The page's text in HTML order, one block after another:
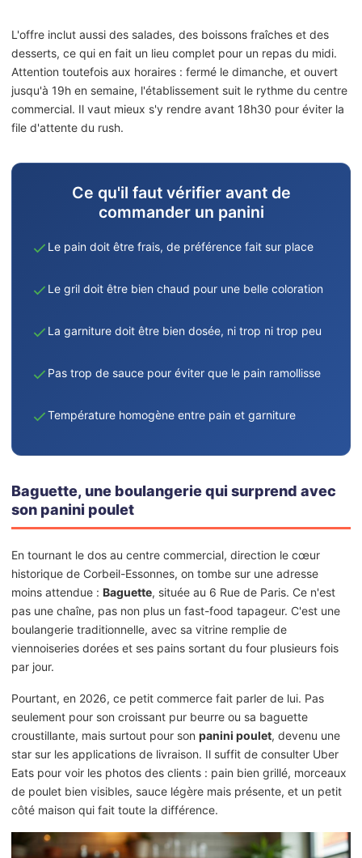
L'offre inclut aussi des salades, des boissons fraîches et des
desserts, ce qui en fait un lieu complet pour un repas du midi.
Attention toutefois aux horaires : fermé le dimanche, et ouvert
jusqu'à 19h en semaine, l'établissement suit le rythme du centre
commercial. Il vaut mieux s'y rendre avant 18h30 pour éviter la
file d'attente du rush.
Ce qu'il faut vérifier avant de
commander un panini
Le pain doit être frais, de préférence fait sur place
Le gril doit être bien chaud pour une belle coloration
La garniture doit être bien dosée, ni trop ni trop peu
Pas trop de sauce pour éviter que le pain ramollisse
Température homogène entre pain et garniture
Baguette, une boulangerie qui surprend avec
son panini poulet
En tournant le dos au centre commercial, direction le cœur
historique de Corbeil-Essonnes, on tombe sur une adresse
moins attendue : Baguette, située au 6 Rue de Paris. Ce n'est
pas une chaîne, pas non plus un fast-food tapageur. C'est une
boulangerie traditionnelle, avec sa vitrine remplie de
viennoiseries dorées et ses pains sortant du four plusieurs fois
par jour.
Pourtant, en 2026, ce petit commerce fait parler de lui. Pas
seulement pour son croissant pur beurre ou sa baguette
croustillante, mais surtout pour son panini poulet, devenu une
star sur les applications de livraison. Il suffit de consulter Uber
Eats pour voir les photos des clients : pain bien grillé, morceaux
de poulet bien visibles, sauce légère mais présente, et un petit
côté maison qui fait toute la différence.